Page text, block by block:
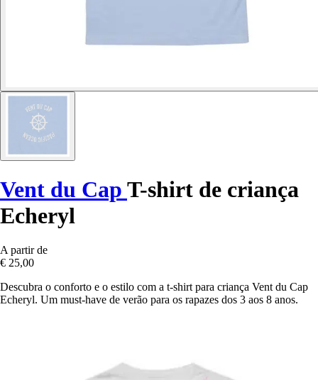
Vent du Cap T-shirt de criança
Echeryl
A partir de
€ 25,00
Descubra o conforto e o estilo com a t-shirt para criança Vent du Cap
Echeryl. Um must-have de verão para os rapazes dos 3 aos 8 anos.